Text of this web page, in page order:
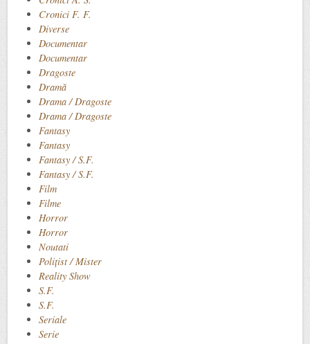
Cronici F. F.
Diverse
Documentar
Documentar
Dragoste
Dramă
Drama / Dragoste
Drama / Dragoste
Fantasy
Fantasy
Fantasy / S.F.
Fantasy / S.F.
Film
Filme
Horror
Horror
Noutati
Polițist / Mister
Reality Show
S.F.
S.F.
Seriale
Serie